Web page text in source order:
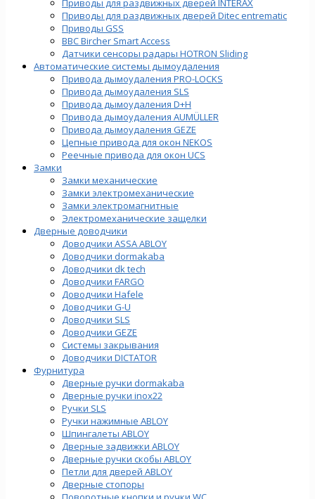
Приводы для раздвижных дверей Ditec entrematic
Приводы GSS
BBC Bircher Smart Access
Датчики сенсоры радары HOTRON Sliding
Автоматические системы дымоудаления
Привода дымоудаления PRO-LOCKS
Привода дымоудаления SLS
Привода дымоудаления D+H
Привода дымоудаления AUMÜLLER
Привода дымоудаления GEZE
Цепные привода для окон NEKOS
Реечные привода для окон UСS
Замки
Замки механические
Замки электромеханические
Замки электромагнитные
Электромеханические защелки
Дверные доводчики
Доводчики ASSA ABLOY
Доводчики dormakaba
Доводчики dk tech
Доводчики FARGO
Доводчики Hafele
Доводчики G-U
Доводчики SLS
Доводчики GEZE
Cистемы закрывания
Доводчики DICTATOR
Фурнитура
Дверные ручки dormakaba
Дверные ручки inox22
Ручки SLS
Ручки нажимные ABLOY
Шпингалеты ABLOY
Дверные задвижки ABLOY
Дверные ручки скобы ABLOY
Петли для дверей ABLOY
Дверные стопоры